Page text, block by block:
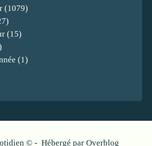
(1079)
(15)
(1)
© - Hébergé par Overblog